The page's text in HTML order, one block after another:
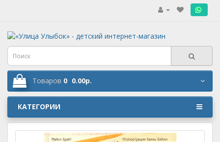
Товаров 0 0.00р.
КАТЕГОРИИ